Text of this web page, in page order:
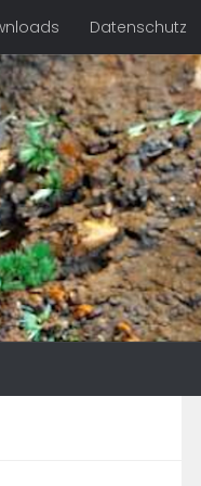
Datenschutz